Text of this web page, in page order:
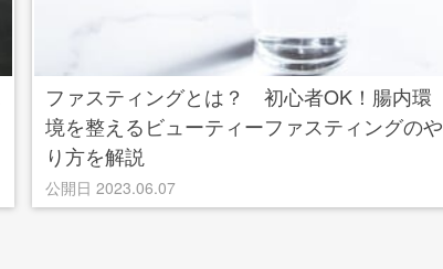
ファスティングとは？ 初心者OK！腸内環
境を整えるビューティーファスティングのや
り方を解説
公開日 2023.06.07